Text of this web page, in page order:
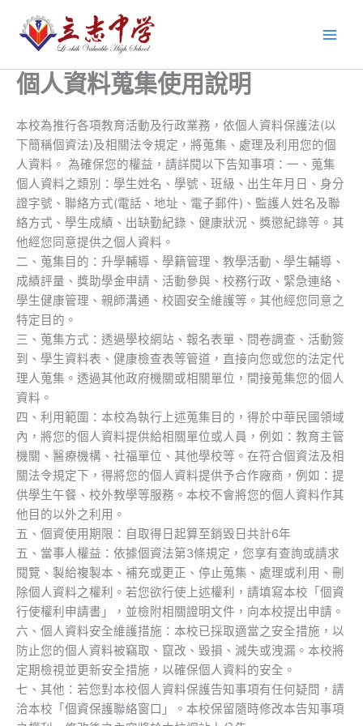
要
個人資料蒐集使用說明
本校為推行各項教育活動及行政業務，依個人資料保護法(以
下簡稱個資法)及相關法令規定，將蒐集、處理及利用您的個
人資料。 為確保您的權益，請詳閱以下告知事項：一、蒐集
個人資料之類別：學生姓名、學號、班級、出生年月日、身分
證字號、聯絡方式(電話、地址、電子郵件)、監護人姓名及聯
絡方式、學生成績、出缺勤紀錄、健康狀況、獎懲紀錄等。其
他經您同意提供之個人資料。
二、蒐集目的：升學輔導、學籍管理、教學活動、學生輔導、
成績評量、獎助學金申請、活動參與、校務行政、緊急連絡、
學生健康管理、親師溝通、校園安全維護等。其他經您同意之
特定目的。
三、蒐集方式：透過學校網站、報名表單、問卷調查、活動簽
到、學生資料表、健康檢查表等管道，直接向您或您的法定代
理人蒐集。透過其他政府機關或相關單位，間接蒐集您的個人
資料。
四、利用範圍：本校為執行上述蒐集目的，得於中華民國領域
內，將您的個人資料提供給相關單位或人員，例如：教育主管
機關、醫療機構、社福單位、其他學校等。在符合個資法及相
關法令規定下，得將您的個人資料提供予合作廠商，例如：提
供學生午餐、校外教學等服務。本校不會將您的個人資料作其
他目的以外之利用。
五、個資使用期限：自取得日起算至銷毀日共計6年
五、當事人權益：依據個資法第3條規定，您享有查詢或請求
閱覽、製給複製本、補充或更正、停止蒐集、處理或利用、刪
除個人資料之權利。若您欲行使上述權利，請填寫本校「個資
行使權利申請書」，並檢附相關證明文件，向本校提出申請。
六、個人資料安全維護措施：本校已採取適當之安全措施，以
防止您的個人資料被竊取、竄改、毀損、滅失或洩漏。本校將
定期檢視並更新安全措施，以確保個人資料的安全。
七、其他：若您對本校個人資料保護告知事項有任何疑問，請
洽本校「個資保護聯絡窗口」。本校保留隨時修改本告知事項